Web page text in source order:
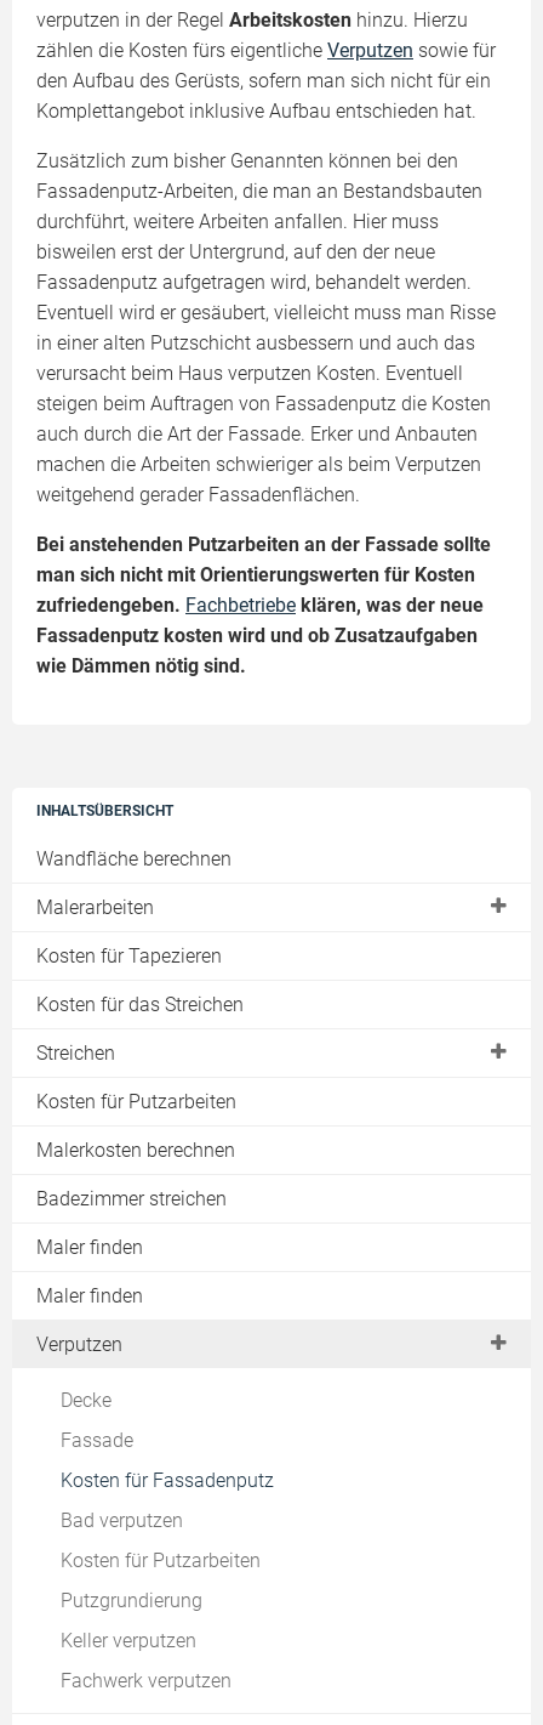
INHALTSÜBERSICHT
Wandfläche berechnen
Malerarbeiten
Preise & Kosten
Graffitientfernung
Fassadensanierung
Fassadenreinigung
Raucherwohnung renovieren
Modernismus
Kosten für Tapezieren
Kosten für das Streichen
Streichen
Wände
Decke
Schlafzimmer
Wohnzimmer
Badezimmer
Ideen zum Streichen
Kosten für Putzarbeiten
Malerkosten berechnen
Badezimmer streichen
Maler finden
Maler finden
Verputzen
Decke
Fassade
Kosten für Fassadenputz
Bad verputzen
Kosten für Putzarbeiten
Putzgrundierung
Keller verputzen
Fachwerk verputzen
verputzen in der Regel Arbeitskosten hinzu. Hierzu
zählen die Kosten fürs eigentliche Verputzen sowie für
den Aufbau des Gerüsts, sofern man sich nicht für ein
Komplettangebot inklusive Aufbau entschieden hat.
Zusätzlich zum bisher Genannten können bei den
Fassadenputz-Arbeiten, die man an Bestandsbauten
durchführt, weitere Arbeiten anfallen. Hier muss
bisweilen erst der Untergrund, auf den der neue
Fassadenputz aufgetragen wird, behandelt werden.
Eventuell wird er gesäubert, vielleicht muss man Risse
in einer alten Putzschicht ausbessern und auch das
verursacht beim Haus verputzen Kosten. Eventuell
steigen beim Auftragen von Fassadenputz die Kosten
auch durch die Art der Fassade. Erker und Anbauten
machen die Arbeiten schwieriger als beim Verputzen
weitgehend gerader Fassadenflächen.
Bei anstehenden Putzarbeiten an der Fassade sollte
man sich nicht mit Orientierungswerten für Kosten
zufriedengeben. Fachbetriebe klären, was der neue
Fassadenputz kosten wird und ob Zusatzaufgaben
wie Dämmen nötig sind.